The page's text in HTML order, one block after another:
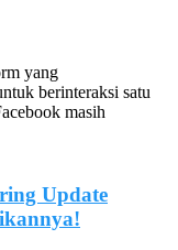
yang
berinteraksi satu
masih
Update